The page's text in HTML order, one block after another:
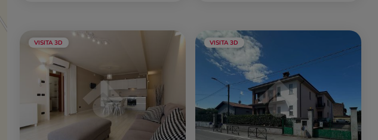
VISITA 3D VISITA 3D